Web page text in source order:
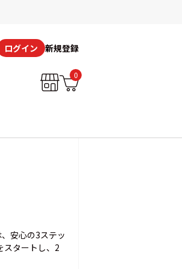
ログイン 新規登録
0
安心の3ステッ
スタートし、2